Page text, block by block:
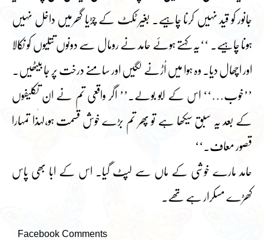
جانور کو قید نہیں کرنا چاہیے۔ بغیر ٹکٹ کے چڑیا گھرمیں داخل نہیں
ہونا چاہیے۔ ‘‘یہ کہتے ہوئے حامد نے رومال سے دونوں تتلیوں کو نکالا
اور اچھال دیا۔ وہ ہوا میں اُڑنے لگیں اور سامنے درخت پر جا بیٹھیں۔
’’خوب…‘‘ اس کے ابو بولے۔’’ اگر واقعی تم نے ان تکلیفوں
کے بعد یہ سبق سیکھا ہے تو پھر تم بڑے خوش قسمت ہو،لہٰذا تمہارا
قصور معاف۔‘‘
حامد مارے خوشی کے ماں سے لپٹ گیا۔ اس کے ابا بھی پاس
کھڑے مسکرار ہے تھے۔
Facebook Comments